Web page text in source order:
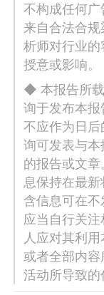
不构成任何
来自合法合
析师对行业
授意或影响。
◆ 本报告所
询于发布本
不应作为日
询可发表与
的报告或文
息保持在最
含信息可在
应当自行关
人应对其利
或者全部内
活动所导致的